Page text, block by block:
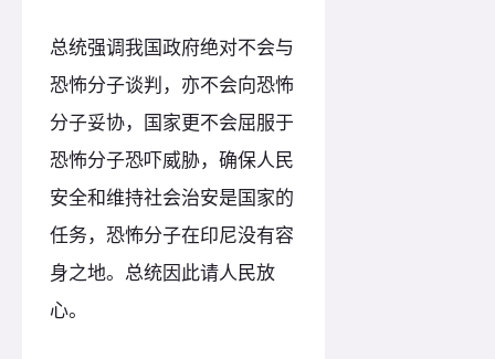
总统强调我国政府绝对不会与
恐怖分子谈判，亦不会向恐怖
分子妥协，国家更不会屈服于
恐怖分子恐吓威胁，确保人民
安全和维持社会治安是国家的
任务，恐怖分子在印尼没有容
身之地。总统因此请人民放
心。